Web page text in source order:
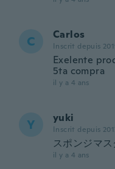
C Carlos
Inscrit depuis
Exelente
5ta compra
il y a 4 ans
Y yuki
Inscrit depuis
スポンジマス
il y a 4 ans